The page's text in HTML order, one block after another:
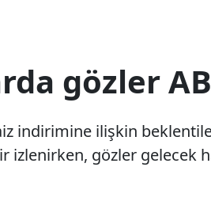
gözler
indirimine ilişkin
izlenirken, gözler gelecek